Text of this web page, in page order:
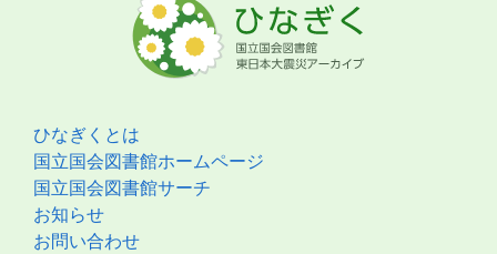
ひなぎくとは
国立国会図書館ホームページ
国立国会図書館サーチ
お知らせ
お問い合わせ